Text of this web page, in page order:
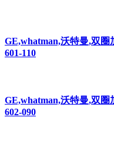
GE,whatman,沃特曼,双圈
601-110
GE,whatman,沃特曼,双圈
602-090